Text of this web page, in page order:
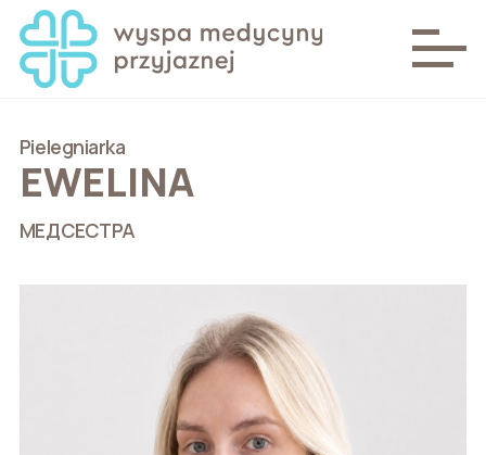
Pielegniarka
EWELINA
МЕДСЕСТРА